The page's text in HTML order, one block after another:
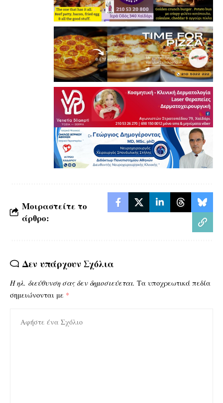
Μοιραστείτε το
άρθρο:
Δεν υπάρχουν Σχόλια
Η ηλ. διεύθυνση σας δεν δημοσιεύεται. Τα υποχρεωτικά πεδία
σημειώνονται με *